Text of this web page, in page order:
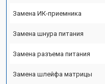
Замена ИК-приемника
Замена шнура питания
Замена разъема питания
Замена шлейфа матрицы